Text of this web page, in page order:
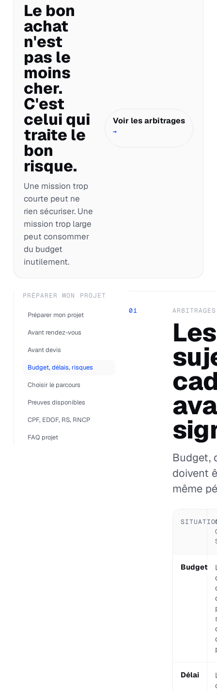
Le bon
achat
n'est
pas le
moins
cher.
C'est
celui qui
traite le
bon
risque.
Une mission trop
courte peut ne
rien sécuriser. Une
mission trop large
peut consommer
du budget
inutilement.
Voir les arbitrages
→
PRÉPARER MON PROJET
Préparer mon projet
Avant rendez-vous
Avant devis
Budget, délais, risques
Choisir le parcours
Preuves disponibles
CPF, EDOF, RS, RNCP
FAQ projet
01 ARBITRAGES
Budget,
doivent
même
Budget
Délai